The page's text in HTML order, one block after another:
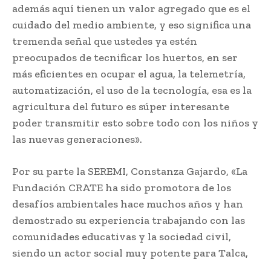
además aquí tienen un valor agregado que es el
cuidado del medio ambiente, y eso significa una
tremenda señal que ustedes ya estén
preocupados de tecnificar los huertos, en ser
más eficientes en ocupar el agua, la telemetría,
automatización, el uso de la tecnología, esa es la
agricultura del futuro es súper interesante
poder transmitir esto sobre todo con los niños y
las nuevas generaciones».
Por su parte la SEREMI, Constanza Gajardo, «La
Fundación CRATE ha sido promotora de los
desafíos ambientales hace muchos años y han
demostrado su experiencia trabajando con las
comunidades educativas y la sociedad civil,
siendo un actor social muy potente para Talca,